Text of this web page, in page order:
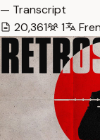
— Transcript
20,361
1